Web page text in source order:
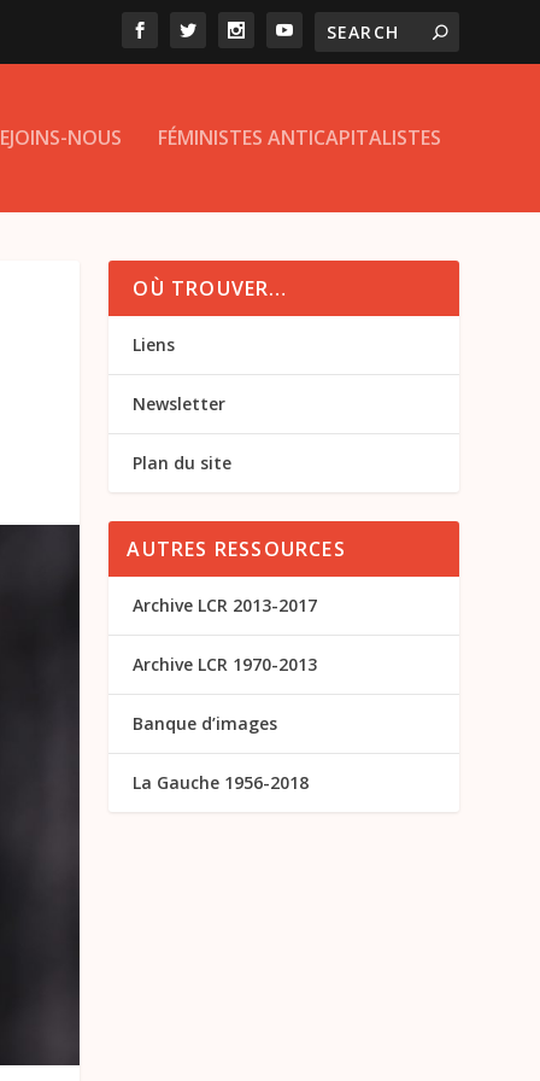
NOUS FÉMINISTES ANTICAPITALISTES
OÙ TROUVER…
Liens
Newsletter
Plan du site
AUTRES RESSOURCES
Archive LCR 2013-2017
Archive LCR 1970-2013
Banque d’images
La Gauche 1956-2018